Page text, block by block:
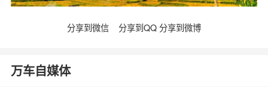
分享到微信 分享到QQ 分享到微博
万车自媒体